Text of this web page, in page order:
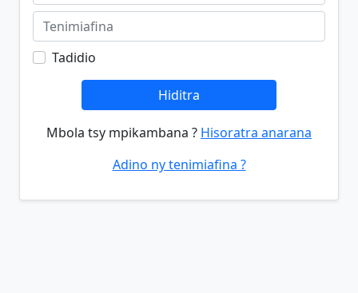
Tadidio
Hiditra
Mbola tsy mpikambana ? Hisoratra anarana
Adino ny tenimiafina ?